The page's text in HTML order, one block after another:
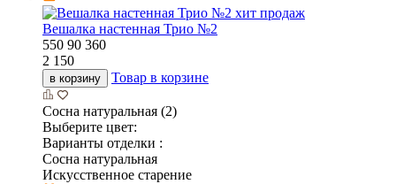
хит продаж
Вешалка настенная Трио №2
550 90 360
2 150
в корзину Товар в корзине
Сосна натуральная (2)
Выберите цвет:
Варианты отделки :
Сосна натуральная
Искусственное старение